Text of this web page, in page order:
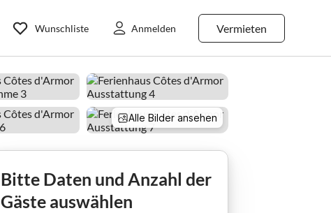
Vermieten
Wunschliste Anmelden
Alle Bilder ansehen
Bitte Daten und Anzahl der
Gäste auswählen